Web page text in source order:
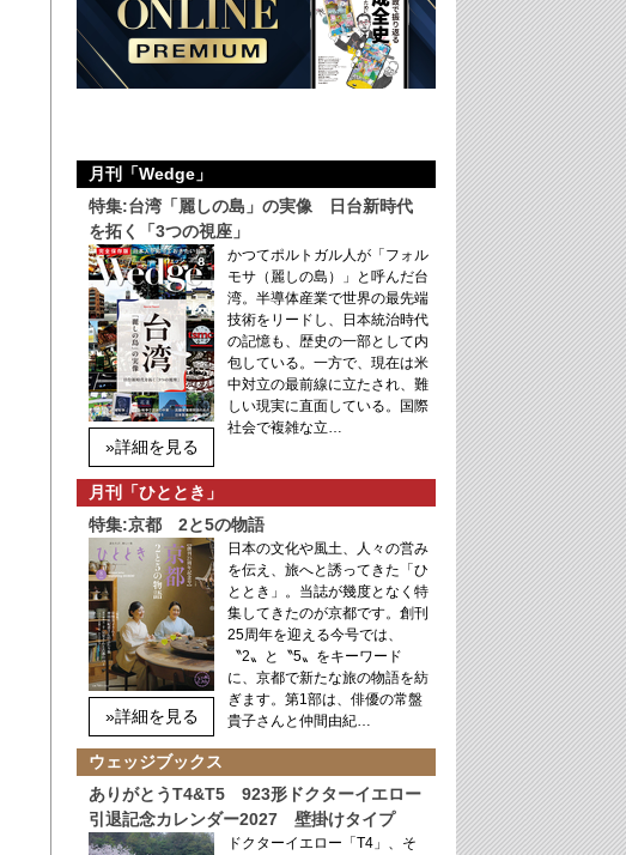
月刊「Wedge」
特集:台湾「麗しの島」の実像 日台新時代
を拓く「3つの視座」
»詳細を見る
かつてポルトガル人が「フォル
モサ（麗しの島）」と呼んだ台
湾。半導体産業で世界の最先端
技術をリードし、日本統治時代
の記憶も、歴史の一部として内
包している。一方で、現在は米
中対立の最前線に立たされ、難
しい現実に直面している。国際
社会で複雑な立…
月刊「ひととき」
特集:京都 2と5の物語
»詳細を見る
日本の文化や風土、人々の営み
を伝え、旅へと誘ってきた「ひ
ととき」。当誌が幾度となく特
集してきたのが京都です。創刊
25周年を迎える今号では、
〝2〟と〝5〟をキーワード
に、京都で新たな旅の物語を紡
ぎます。第1部は、俳優の常盤
貴子さんと仲間由紀…
ウェッジブックス
ありがとうT4&T5 923形ドクターイエロー
引退記念カレンダー2027 壁掛けタイプ
ドクターイエロー「T4」、そ